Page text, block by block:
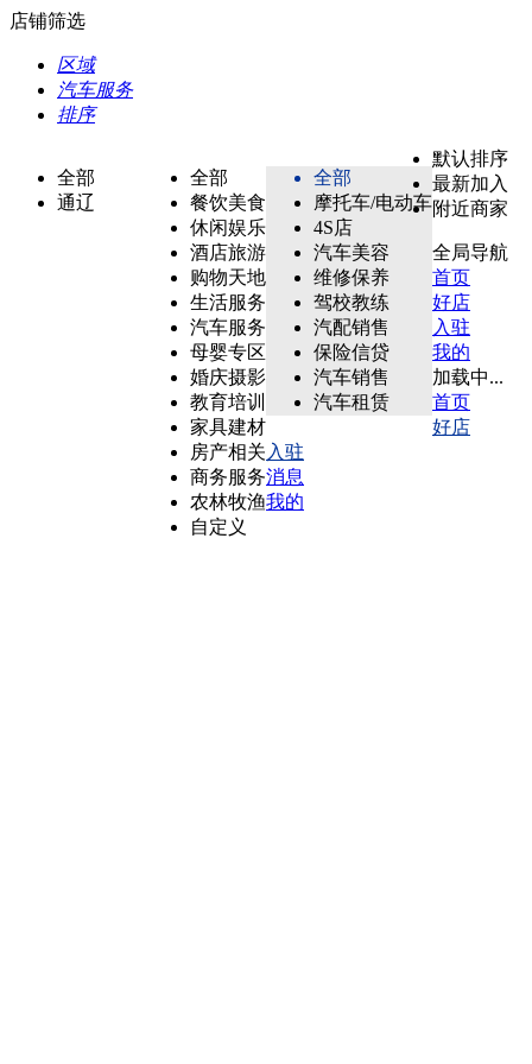
店铺筛选
区域
汽车服务
排序
全部
通辽
全部
餐饮美食
休闲娱乐
酒店旅游
购物天地
生活服务
汽车服务
母婴专区
婚庆摄影
教育培训
家具建材
房产相关
商务服务
农林牧渔
自定义
全部
摩托车/电动车
4S店
汽车美容
维修保养
驾校教练
汽配销售
保险信贷
汽车销售
汽车租赁
默认排序
最新加入
附近商家
全局导航
首页
好店
入驻
我的
加载中...
首页
好店
入驻
消息
我的